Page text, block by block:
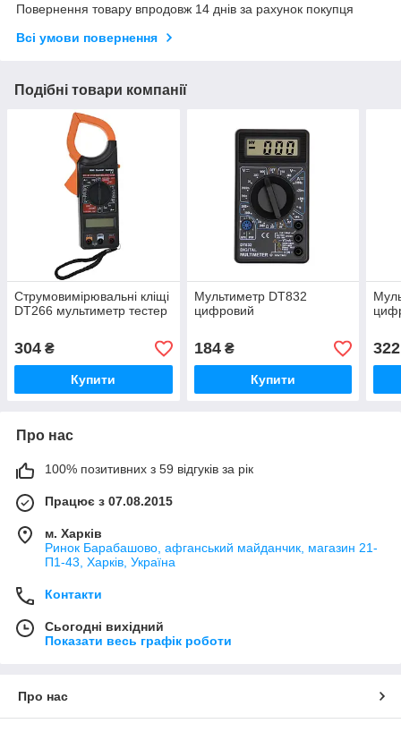
Повернення товару впродовж 14 днів за рахунок покупця
Всі умови повернення
Подібні товари компанії
Струмовимірювальні кліщі
DT266 мультиметр тестер
304 ₴
Купити
Мультиметр DT832
цифровий
184₴
Купити
322
Про нас
100% позитивних з 59 відгуків за рік
Працює з 07.08.2015
м. Харків
Ринок Барабашово, афганський майданчик, магазин 21-
П1-43, Харків, Україна
Контакти
Сьогодні вихідний
Показати весь графік роботи
Про нас